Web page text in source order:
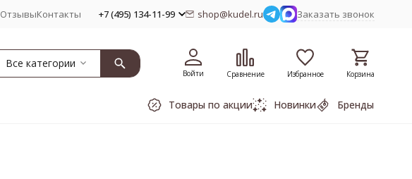
ОтзывыКонтакты +7 (495) 134-11-99 shop@kudel.ru Заказать звонок
Все категории
Войти Сравнение Избранное Корзина
Товары по акции Новинки Бренды